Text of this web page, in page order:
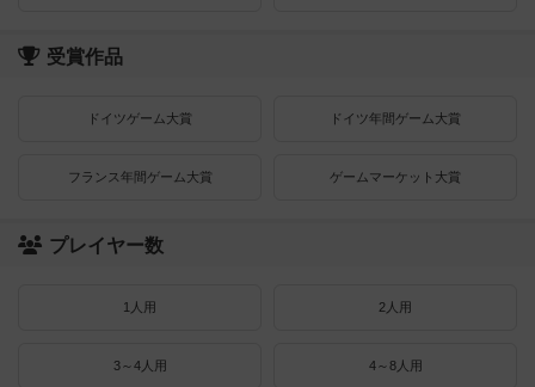
受賞作品
ドイツゲーム大賞 ドイツ年間ゲーム大賞
フランス年間ゲーム大賞 ゲームマーケット大賞
プレイヤー数
1人用 2人用
3～4人用 4～8人用